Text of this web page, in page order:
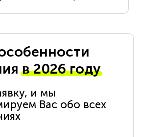
в 2026 году
и мы
Вас обо всех